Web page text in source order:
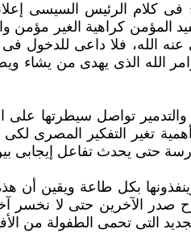
الرئيس السيسى
كراهية الغير مؤمن
فلا داعى للدخول فى
الله الذى ‏يهدى من
تواصل سيطرتها على
تغير التفكير المصرى
حتى يحدث تفاعل
بكل طاعة ويقين أن هذه
الآخرين حتى لا نخسر
التى تحمى الطفولة من